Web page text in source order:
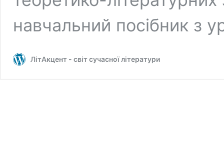
навчальний посібник з
ЛітАкцент - світ сучасної літератури